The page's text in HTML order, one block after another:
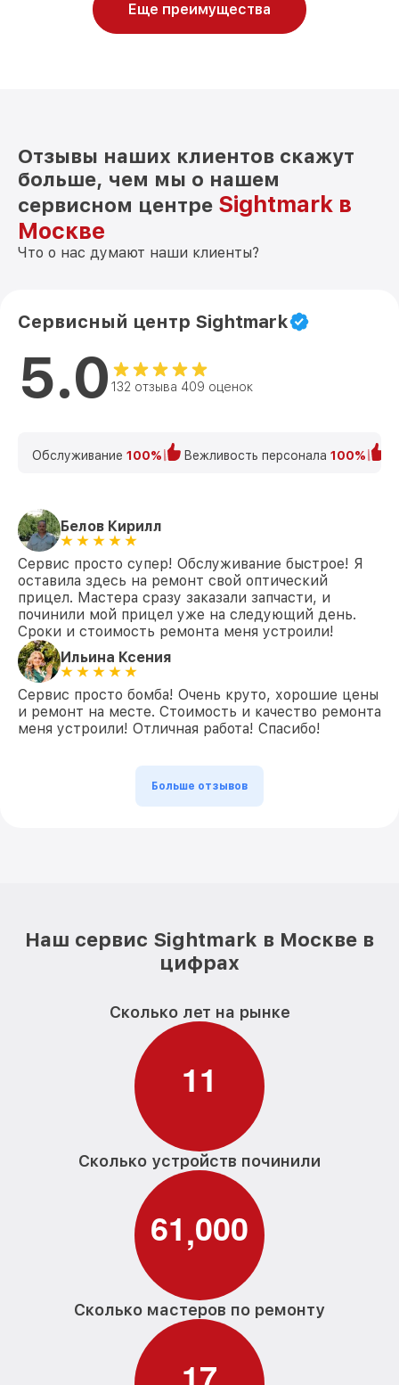
Еще преимущества
Отзывы наших клиентов скажут
больше, чем мы о нашем
сервисном центре Sightmark в
Москве
Что о нас думают наши клиенты?
Сервисный центр Sightmark
5.0 132 отзыва 409 оценок
Обслуживание 100% Вежливость персонала 100%
Белов Кирилл
Сервис просто супер! Обслуживание быстрое! Я
оставила здесь на ремонт свой оптический
прицел. Мастера сразу заказали запчасти, и
починили мой прицел уже на следующий день.
Сроки и стоимость ремонта меня устроили!
Ильина Ксения
Сервис просто бомба! Очень круто, хорошие цены
и ремонт на месте. Стоимость и качество ремонта
меня устроили! Отличная работа! Спасибо!
Больше отзывов
Наш сервис Sightmark в Москве в
цифрах
Сколько лет на рынке
11
Сколько устройств починили
61,000
Сколько мастеров по ремонту